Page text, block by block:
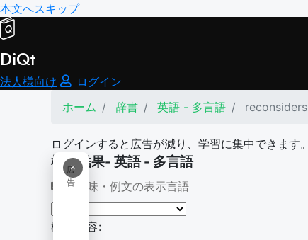
本文へスキップ
DiQt
法人様向け
ログイン
ホーム
辞書 英語 - 多言語 reconsiders
ログインすると広告が減り、学習に集中できます。
×
広
告
検索結果- 英語 - 多言語
意味・例文の表示言語
検索内容: